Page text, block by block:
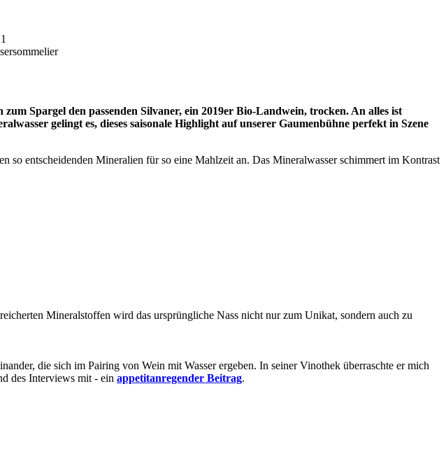
Spargel den passenden Silvaner, ein 2019er Bio-Landwein, trocken. An alles ist
gelingt es, dieses saisonale Highlight auf unserer Gaumenbühne perfekt in Szene
so entscheidenden Mineralien für so eine Mahlzeit an. Das Mineralwasser schimmert im Kontrast
Mineralstoffen wird das ursprüngliche Nass nicht nur zum Unikat, sondern auch zu
die sich im Pairing von Wein mit Wasser ergeben. In seiner Vinothek überraschte er mich
des Interviews mit - ein appetitanregender Beitrag.